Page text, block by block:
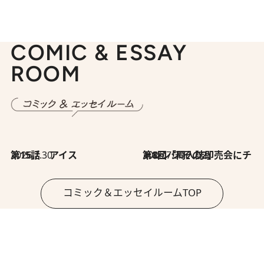
COMIC & ESSAY
ROOM
2026.7.30
第15話 アイス 2026.7.30
第8回「同人誌即売会にチャレンジ その2」
コミック＆エッセイルームTOP